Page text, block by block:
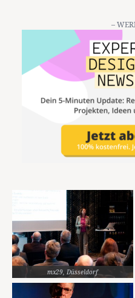
–
mx29, Düsseldorf